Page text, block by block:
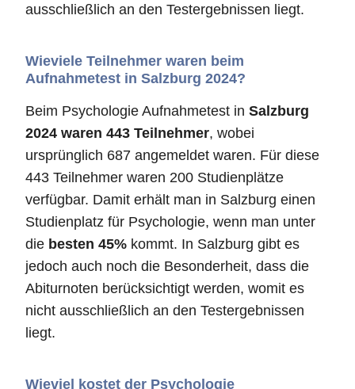
ausschließlich an den Testergebnissen liegt.
Wieviele Teilnehmer waren beim
Aufnahmetest in Salzburg 2024?
Beim Psychologie Aufnahmetest in Salzburg
2024 waren 443 Teilnehmer, wobei
ursprünglich 687 angemeldet waren. Für diese
443 Teilnehmer waren 200 Studienplätze
verfügbar. Damit erhält man in Salzburg einen
Studienplatz für Psychologie, wenn man unter
die besten 45% kommt. In Salzburg gibt es
jedoch auch noch die Besonderheit, dass die
Abiturnoten berücksichtigt werden, womit es
nicht ausschließlich an den Testergebnissen
liegt.
Wieviel kostet der Psychologie